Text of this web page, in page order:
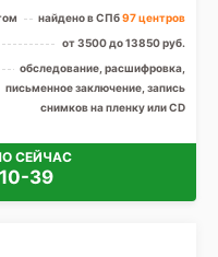
найдено в СПб97 центров
от 3500 до 13850 руб.
обследование, расшифровка,
письменное заключение, запись
снимков на пленку или CD
СЕЙЧАС
39